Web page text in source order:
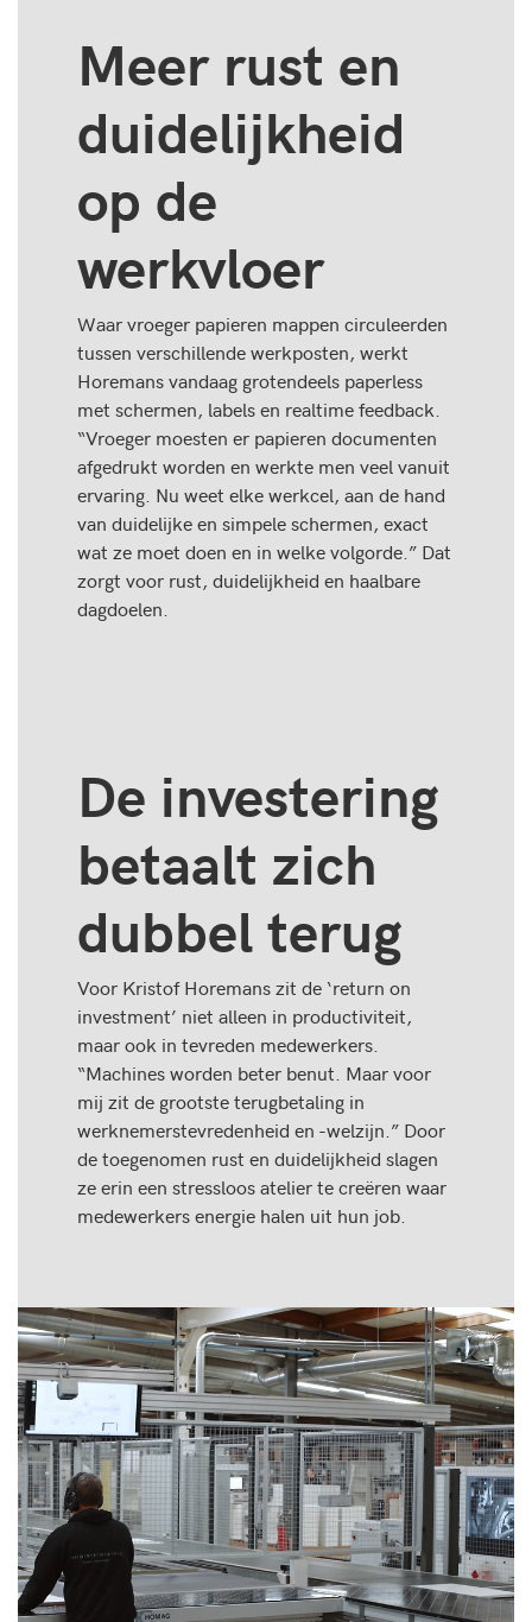
Meer rust en
duidelijkheid
op de
werkvloer
Waar vroeger papieren mappen circuleerden
tussen verschillende werkposten, werkt
Horemans vandaag grotendeels paperless
met schermen, labels en realtime feedback.
“Vroeger moesten er papieren documenten
afgedrukt worden en werkte men veel vanuit
ervaring. Nu weet elke werkcel, aan de hand
van duidelijke en simpele schermen, exact
wat ze moet doen en in welke volgorde.” Dat
zorgt voor rust, duidelijkheid en haalbare
dagdoelen.
De investering
betaalt zich
dubbel terug
Voor Kristof Horemans zit de ‘return on
investment’ niet alleen in productiviteit,
maar ook in tevreden medewerkers.
“Machines worden beter benut. Maar voor
mij zit de grootste terugbetaling in
werknemerstevredenheid en -welzijn.” Door
de toegenomen rust en duidelijkheid slagen
ze erin een stressloos atelier te creëren waar
medewerkers energie halen uit hun job.